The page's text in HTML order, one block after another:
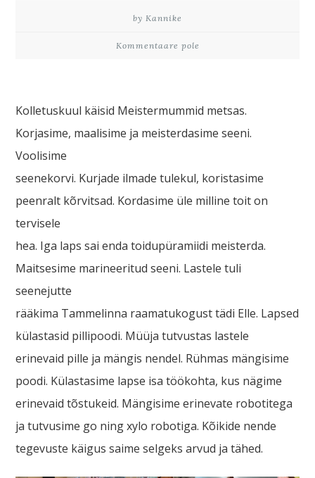
by Kannike
Kommentaare pole
Kolletuskuul käisid Meistermummid metsas.
Korjasime, maalisime ja meisterdasime seeni.
Voolisime
seenekorvi. Kurjade ilmade tulekul, koristasime
peenralt kõrvitsad. Kordasime üle milline toit on
tervisele
hea. Iga laps sai enda toidupüramiidi meisterda.
Maitsesime marineeritud seeni. Lastele tuli
seenejutte
rääkima Tammelinna raamatukogust tädi Elle. Lapsed
külastasid pillipoodi. Müüja tutvustas lastele
erinevaid pille ja mängis nendel. Rühmas mängisime
poodi. Külastasime lapse isa töökohta, kus nägime
erinevaid tõstukeid. Mängisime erinevate robotitega
ja tutvusime go ning xylo robotiga. Kõikide nende
tegevuste käigus saime selgeks arvud ja tähed.